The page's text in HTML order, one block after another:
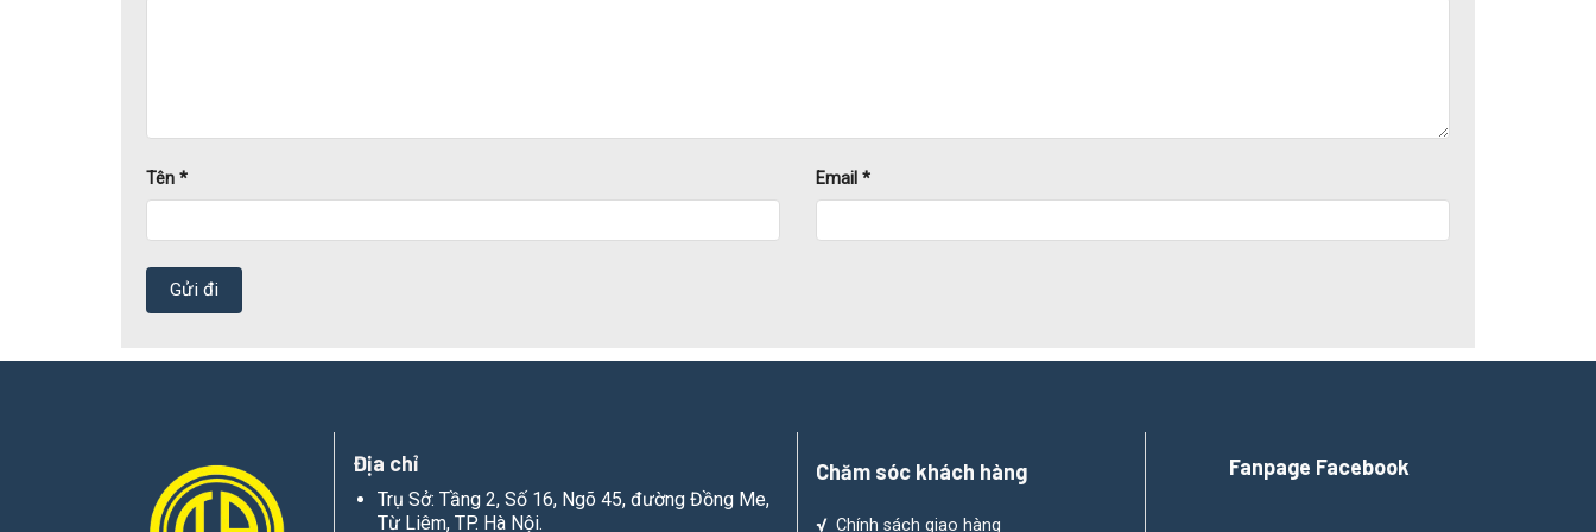
Nâng đỡ và bảo vệ đường dây điện
Tăng tính thẩm mỹ cho công trình nhờ thiết kế đồng bộ, gọn gàng và chuyên nghiệp.
Tên * Email *
Địa chỉ
Trụ Sở: Tầng 2, Số 16, Ngõ 45, đường Đồng Me,
Từ Liêm, TP. Hà Nội.
Chăm sóc khách hàng
√ Chính sách giao hàng
Fanpage Facebook